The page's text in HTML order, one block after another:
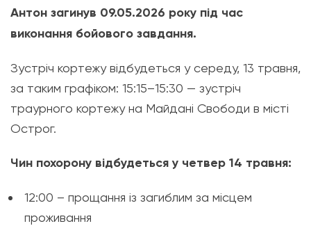
Антон загинув 09.05.2026 року під час
виконання бойового завдання.
Зустріч кортежу відбудеться у середу, 13 травня,
за таким графіком: 15:15–15:30 — зустріч
траурного кортежу на Майдані Свободи в місті
Острог.
Чин похорону відбудеться у четвер 14 травня:
12:00 – прощання із загиблим за місцем
проживання